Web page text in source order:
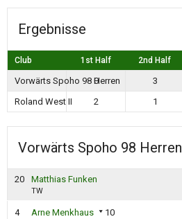
Ergebnisse
Club 1st Half 2nd Half
Vorwärts Spoho 98 Herren
0 3
Roland West II
2 1
Vorwärts Spoho 98 Herren
20 Matthias Funken
TW
4 Arne Menkhaus 10